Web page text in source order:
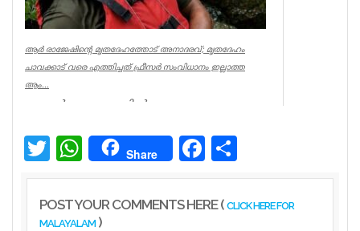
ആര്‍ രാജേഷിന്റെ മൃതദേഹത്തോട് അനാദരവ്; മൃതദേഹം
ചാവക്കാട് വരെ എത്തിച്ചത് ഫ്രീസര്‍ സംവിധാനം ഇല്ലാത്ത
ആം...
കണ്ണൂര്‍ ചെറുപുഴയില്‍
നീന്തല്‍ പരിശീലകന്‍ ആര്‍ രാജേഷിന്റെ മ...
Latest News
Twitter WhatsAppShare Facebook
POST YOUR COMMENTS HERE ( CLICK HERE FOR
MALAYALAM)